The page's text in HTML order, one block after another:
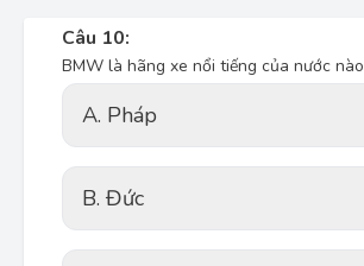
Câu 10:
BMW là hãng xe nổi tiếng của nước nào
A. Pháp
B. Đức